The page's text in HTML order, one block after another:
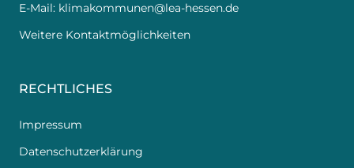
E-Mail: klimakommunen@lea-hessen.de
Weitere Kontaktmöglichkeiten
RECHTLICHES
Impressum
Datenschutzerklärung